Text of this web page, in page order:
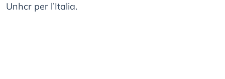
Unhcr per l’Italia.